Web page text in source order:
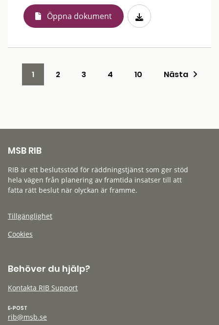
Öppna dokument
1 2 3 4 10 Nästa
MSB RIB
RIB är ett beslutsstöd för räddningstjänst som ger stöd
hela vägen från planering av framtida insatser till att
fatta rätt beslut när olyckan är framme.
Tillgänglighet
Cookies
Behöver du hjälp?
Kontakta RIB Support
E-POST
rib@msb.se